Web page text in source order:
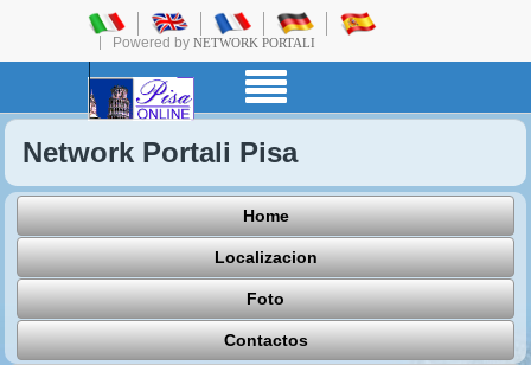
Powered by NETWORK PORTALI
Network Portali Pisa
Home
Localizacion
Foto
Contactos